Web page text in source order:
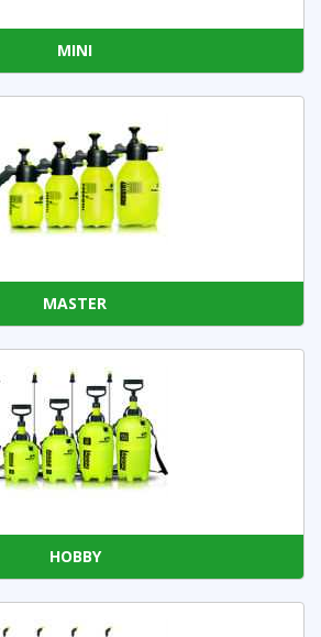
MINI
MASTER
HOBBY